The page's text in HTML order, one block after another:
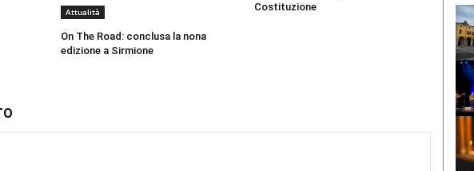
Attualità
On The Road: conclusa la nona
edizione a Sirmione
Costituzione